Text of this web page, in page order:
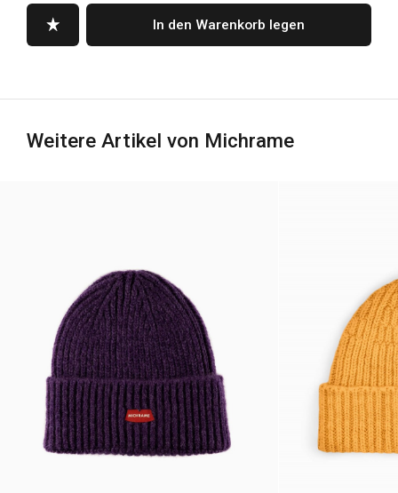
In den Warenkorb legen
Weitere Artikel von Michrame